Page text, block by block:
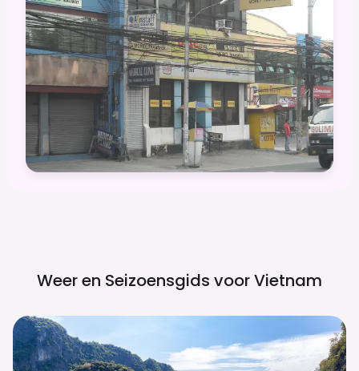
Weer en Seizoensgids voorVietnam